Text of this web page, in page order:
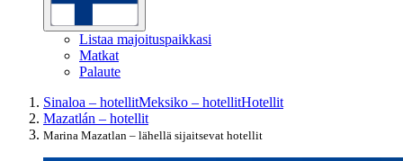
Listaa majoituspaikkasi
Matkat
Palaute
Sinaloa – hotellitMeksiko – hotellitHotellit
Mazatlán – hotellit
Marina Mazatlan – lähellä sijaitsevat hotellit